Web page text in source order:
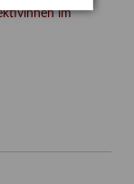
im